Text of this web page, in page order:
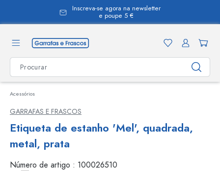
Inscreva-se agora na newsletter
e poupe 5 €
Acessórios
GARRAFAS E FRASCOS
Etiqueta de estanho 'Mel', quadrada,
metal, prata
Número de artigo : 100026510